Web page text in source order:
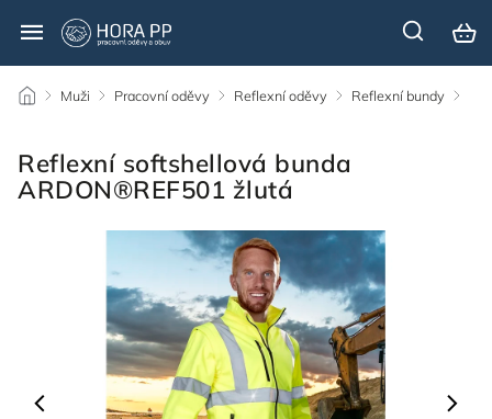
/ Muži / Pracovní oděvy / Reflexní oděvy / Reflexní bundy /
Reflexní softshellová bunda
ARDON®REF501 žlutá